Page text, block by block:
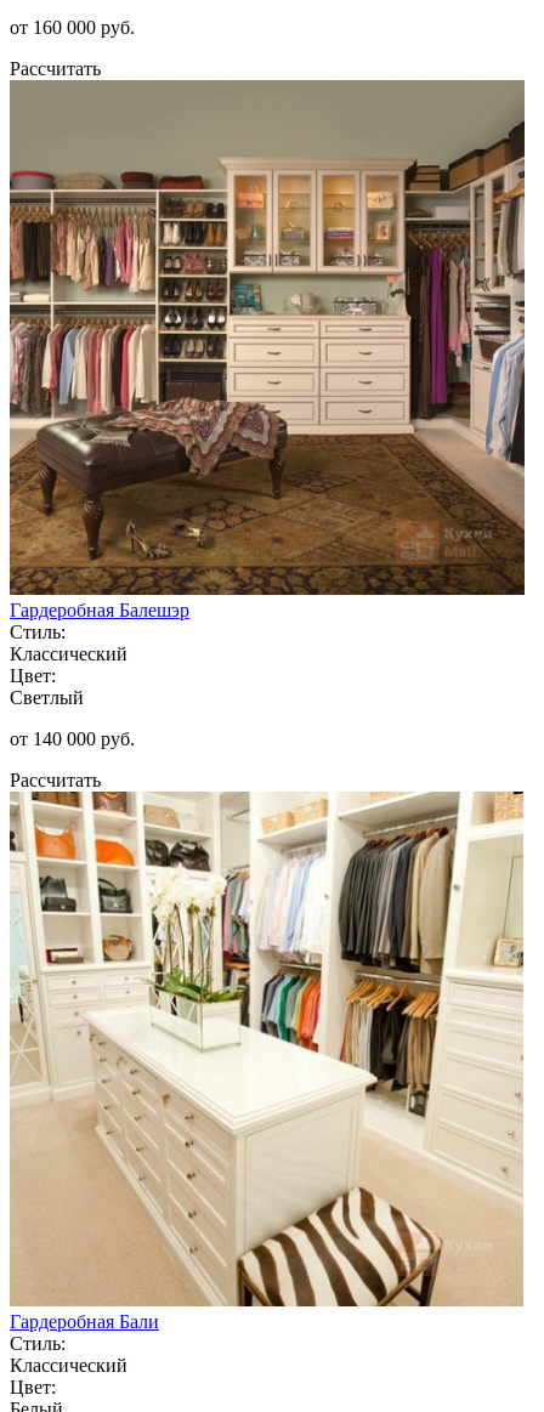
от 160 000 руб.
Рассчитать
Гардеробная Балешэр
Стиль:
Классический
Цвет:
Светлый
от 140 000 руб.
Рассчитать
Гардеробная Бали
Стиль:
Классический
Цвет: